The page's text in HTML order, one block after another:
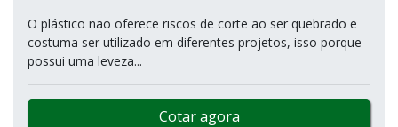
O plástico não oferece riscos de corte ao ser quebrado e
costuma ser utilizado em diferentes projetos, isso porque
possui uma leveza...
Cotar agora